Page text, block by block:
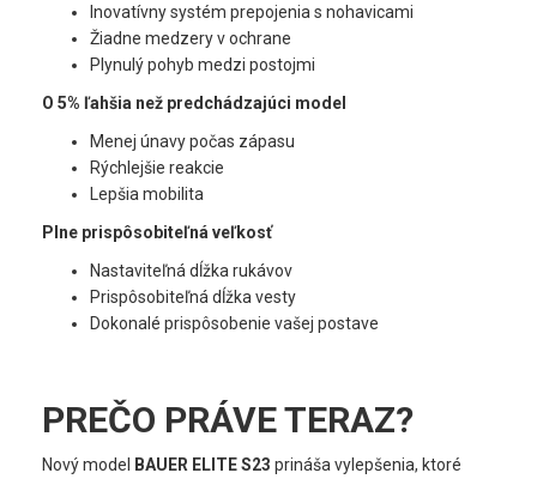
Inovatívny systém prepojenia s nohavicami
Žiadne medzery v ochrane
Plynulý pohyb medzi postojmi
O 5% ľahšia než predchádzajúci model
Menej únavy počas zápasu
Rýchlejšie reakcie
Lepšia mobilita
Plne prispôsobiteľná veľkosť
Nastaviteľná dĺžka rukávov
Prispôsobiteľná dĺžka vesty
Dokonalé prispôsobenie vašej postave
PREČO PRÁVE TERAZ?
Nový model BAUER ELITE S23 prináša vylepšenia, ktoré